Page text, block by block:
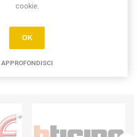
cookie.
OK
APPROFONDISCI